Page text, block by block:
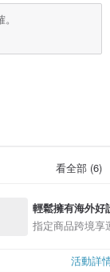
和卓越的品質。每
品都講述一個迷人的
間考驗的永恆工藝。
看全部 (6)
輕鬆擁有海外好
指定商品跨境享
活動詳